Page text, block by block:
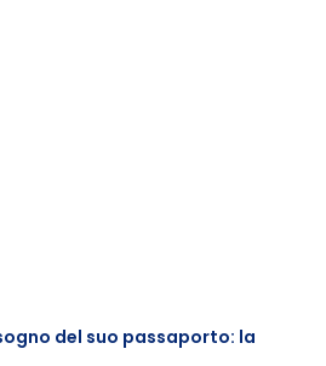
del suo passaporto: la